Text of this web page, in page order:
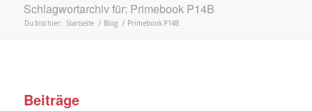
Schlagwortarchiv für: Primebook P14B
Du bist hier: Startseite / Blog / Primebook P14B
Beiträge